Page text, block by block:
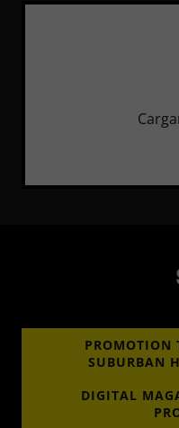
PROMOTION
SUBURBAN
DIGITAL